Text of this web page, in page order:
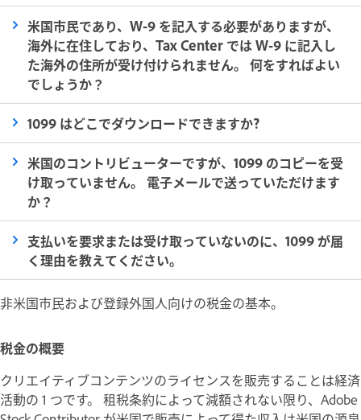
米国市民であり、W-9 を記入する必要がありますが、
海外に在住しており、Tax Center では W-9 に記入し
た海外の住所が受け付けられません。 何をすればよい
でしょうか？
1099 はどこでダウンロードできますか?
米国のコントリビューターですが、1099 のコピーを受
け取っていません。 電子メールで送っていただけます
か？
支払いを要求または受け取っていないのに、1099 が届
く理由を教えてください。
非米国市民および登録外国人向けの税金の基本。
税金の概要
クリエイティブコンテンツのライセンスを販売することは経済
活動の 1 つです。 租税条約によって減額されない限り、Adobe